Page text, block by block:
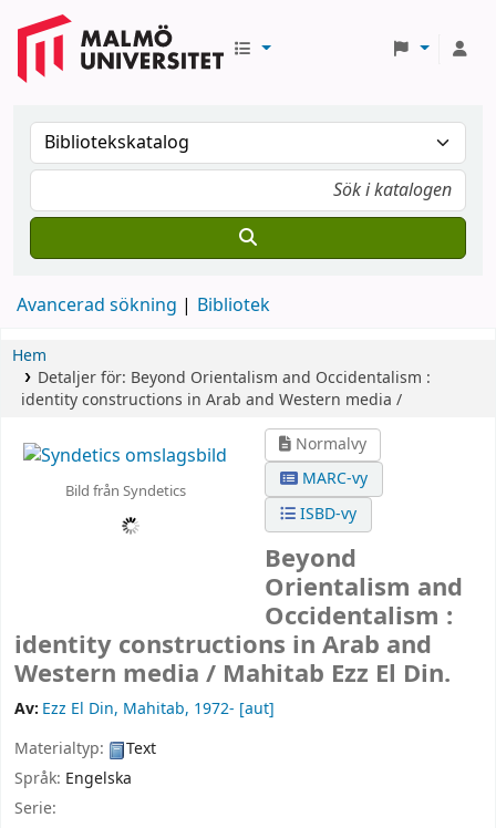
Avancerad sökning Bibliotek
Hem
Detaljer för: Beyond Orientalism and Occidentalism :
identity constructions in Arab and Western media /
Bild från Syndetics
Normalvy
MARC-vy
ISBD-vy
Beyond
Orientalism and
Occidentalism :
identity constructions in Arab and
Western media / Mahitab Ezz El Din.
Av: Ezz El Din, Mahitab, 1972- [aut]
Materialtyp:
Text
Språk: Engelska
Serie: